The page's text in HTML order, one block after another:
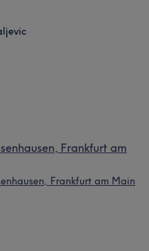
Frankfurt am
Frankfurt am Main